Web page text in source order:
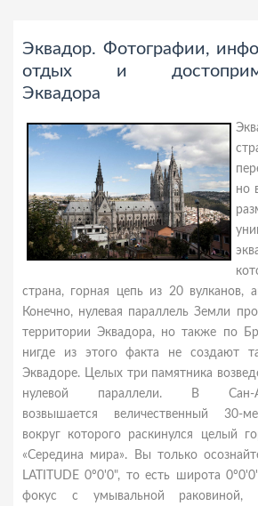
Эквадор. Фотографии,
отдых и
Эквадора
но
страна, горная цепь из 20 вулканов,
Конечно, нулевая параллель Земли
территории Эквадора, но также по
нигде из этого факта не создают
Эквадоре. Целых три памятника
нулевой параллели. В Сан-
возвышается величественный 30-
вокруг которого раскинулся целый
«Середина мира». Вы только
LATITUDE 0º0'0", то есть широта
фокус с умывальной раковиной,